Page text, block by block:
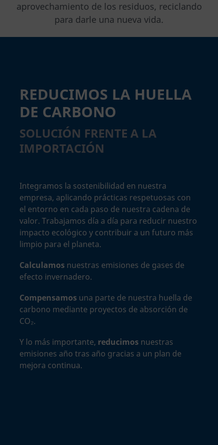
aprovechamiento de los residuos, reciclando
para darle una nueva vida.
REDUCIMOS LA HUELLA
DE CARBONO
SOLUCIÓN FRENTE A LA
IMPORTACIÓN
Integramos la sostenibilidad en nuestra
empresa, aplicando prácticas respetuosas con
el entorno en cada paso de nuestra cadena de
valor. Trabajamos día a día para reducir nuestro
impacto ecológico y contribuir a un futuro más
limpio para el planeta.
Calculamos nuestras emisiones de gases de
efecto invernadero.
Compensamos una parte de nuestra huella de
carbono mediante proyectos de absorción de
CO₂.
Y lo más importante, reducimos nuestras
emisiones año tras año gracias a un plan de
mejora continua.